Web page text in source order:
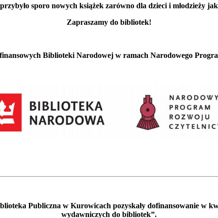
sporo nowych książek zarówno dla dzieci i młodzieży
Zapraszamy do bibliotek!
Biblioteki Narodowej w ramach Narodowego
Publiczna w Kurowicach pozyskały dofinansowanie w
wydawniczych do bibliotek”.